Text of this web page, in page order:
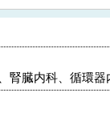
腎臓内科、循環器